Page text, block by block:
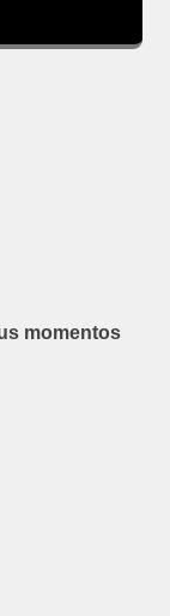
momentos